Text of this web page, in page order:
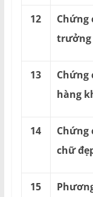
12
Chứng
trưởng
13
Chứng
hàng
14
Chứng
chữ
15